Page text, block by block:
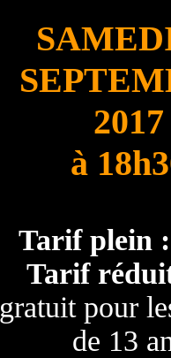
2017
à
Tarif plein
Tarif
gratuit pour
de 13